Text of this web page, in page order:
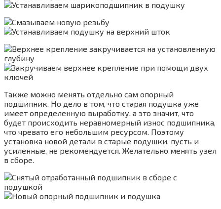
Также можно менять отдельно сам опорный
подшипник. Но дело в том, что старая подушка уже
имеет определенную выработку, а это значит, что
будет происходить неравномерный износ подшипника,
что чревато его небольшим ресурсом. Поэтому
установка новой детали в старые подушки, пусть и
усиленные, не рекомендуется. Желательно менять узел
в сборе.